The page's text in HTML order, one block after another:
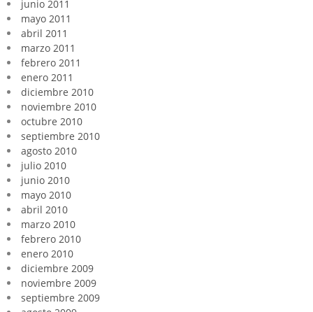
junio 2011
mayo 2011
abril 2011
marzo 2011
febrero 2011
enero 2011
diciembre 2010
noviembre 2010
octubre 2010
septiembre 2010
agosto 2010
julio 2010
junio 2010
mayo 2010
abril 2010
marzo 2010
febrero 2010
enero 2010
diciembre 2009
noviembre 2009
septiembre 2009